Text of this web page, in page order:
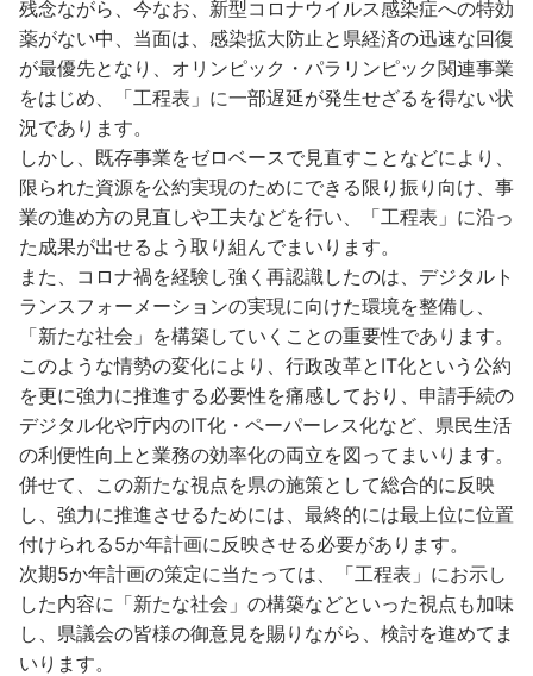
残念ながら、今なお、新型コロナウイルス感染症への特効
薬がない中、当面は、感染拡大防止と県経済の迅速な回復
が最優先となり、オリンピック・パラリンピック関連事業
をはじめ、「工程表」に一部遅延が発生せざるを得ない状
況であります。
しかし、既存事業をゼロベースで見直すことなどにより、
限られた資源を公約実現のためにできる限り振り向け、事
業の進め方の見直しや工夫などを行い、「工程表」に沿っ
た成果が出せるよう取り組んでまいります。
また、コロナ禍を経験し強く再認識したのは、デジタルト
ランスフォーメーションの実現に向けた環境を整備し、
「新たな社会」を構築していくことの重要性であります。
このような情勢の変化により、行政改革とIT化という公約
を更に強力に推進する必要性を痛感しており、申請手続の
デジタル化や庁内のIT化・ペーパーレス化など、県民生活
の利便性向上と業務の効率化の両立を図ってまいります。
併せて、この新たな視点を県の施策として総合的に反映
し、強力に推進させるためには、最終的には最上位に位置
付けられる5か年計画に反映させる必要があります。
次期5か年計画の策定に当たっては、「工程表」にお示し
した内容に「新たな社会」の構築などといった視点も加味
し、県議会の皆様の御意見を賜りながら、検討を進めてま
いります。